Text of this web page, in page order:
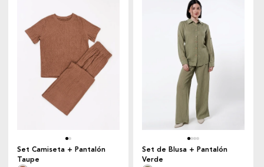
Set Camiseta + Pantalón
Taupe
Set de Blusa + Pantalón
Verde